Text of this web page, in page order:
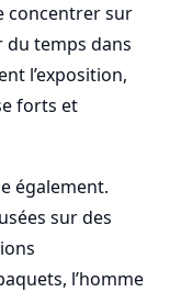
concentrer sur
du temps dans
l’exposition,
forts et
également.
sur des
l’homme